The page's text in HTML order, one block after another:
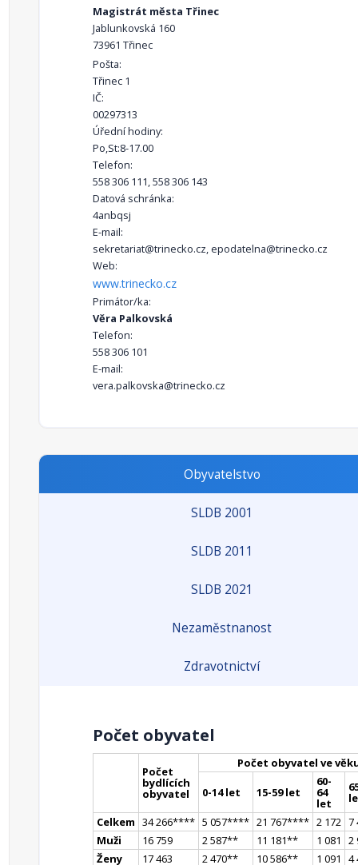
Magistrát města Třinec
Jablunkovská 160
73961 Třinec
Pošta:
Třinec 1
IČ:
00297313
Úřední hodiny:
Po,St:8-17.00
Telefon:
558 306 111, 558 306 143
Datová schránka:
4anbqsj
E-mail:
sekretariat@trinecko.cz, epodatelna@trinecko.cz
Web:
www.trinecko.cz
Primátor/ka:
Věra Palkovská
Telefon:
558 306 101
E-mail:
vera.palkovska@trinecko.cz
Obyvatelstvo
SLDB 2001
SLDB 2011
SLDB 2021
Nezaměstnanost
Zdravotnictví
Počet obyvatel
Počet
bydlících
obyvatel
Počet obyvatel ve
0-14 let 15-59 let
60-
64
let
Celkem 34 266**** 5 057**** 21 767**** 2 172 7
Muži
16 759 2 587** 11 181** 1 081
2
Ženy
17 463 2 470** 10 586** 1 091 4